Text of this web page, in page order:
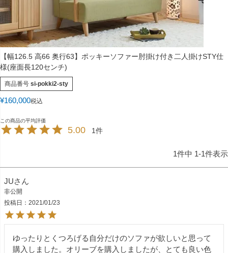
【幅126.5 高66 奥行63】ポッキーソファー肘掛け付き二人掛けSTY仕
様(座面長120センチ)
商品番号 si-pokki2-sty
¥160,000税込
5.00 1
1件中 1-1件表示
JU
非公開
投稿日
2021/01/23
ゆったりとくつろげる自分だけのソファが欲しいと思って
購入しました。オリーブを購入しましたが、とても良い色